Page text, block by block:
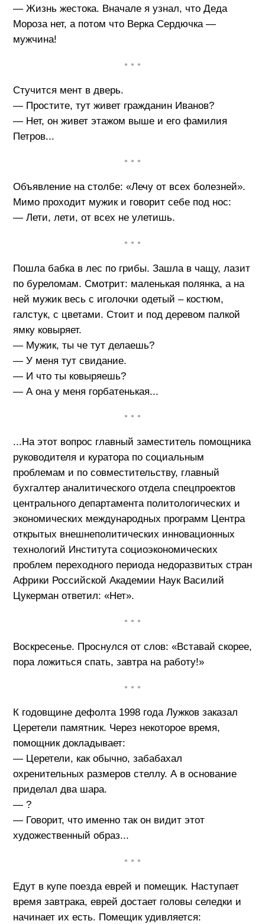
— Жизнь жестока. Вначале я узнал, что Деда
Мороза нет, а потом что Верка Сердючка —
мужчина!
• • •
Стучится мент в дверь.
— Простите, тут живет гражданин Иванов?
— Нет, он живет этажом выше и его фамилия
Петров...
• • •
Объявление на столбе: «Лечу от всех болезней».
Мимо проходит мужик и говорит себе под нос:
— Лети, лети, от всех не улетишь.
• • •
Пошла бабка в лес по грибы. Зашла в чащу, лазит
по буреломам. Смотрит: маленькая полянка, а на
ней мужик весь с иголочки одетый – костюм,
галстук, с цветами. Стоит и под деревом палкой
ямку ковыряет.
— Мужик, ты че тут делаешь?
— У меня тут свидание.
— И что ты ковыряешь?
— А она у меня горбатенькая...
• • •
...На этот вопрос главный заместитель помощника
руководителя и куратора по социальным
проблемам и по совместительству, главный
бухгалтер аналитического отдела спецпроектов
центрального департамента политологических и
экономических международных программ Центра
открытых внешнеполитических инновационных
технологий Института социоэкономических
проблем переходного периода недоразвитых стран
Африки Российской Академии Наук Василий
Цукерман ответил: «Нет».
• • •
Воскресенье. Проснулся от слов: «Вставай скорее,
пора ложиться спать, завтра на работу!»
• • •
К годовщине дефолта 1998 года Лужков заказал
Церетели памятник. Через некоторое время,
помощник докладывает:
— Церетели, как обычно, забабахал
охренительных размеров стеллу. А в основание
приделал два шара.
— ?
— Говорит, что именно так он видит этот
художественный образ...
• • •
Едут в купе поезда еврей и помещик. Наступает
время завтрака, еврей достает головы селедки и
начинает их есть. Помещик удивляется: